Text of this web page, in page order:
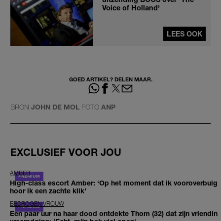
Voice of Holland'
LEES OOK
GOED ARTIKEL? DELEN MAAR.
BRON JOHN DE MOL FOTO ANP
EXCLUSIEF VOOR JOU
AMBER
High-class escort Amber: ‘Op het moment dat ik vooroverbuig
hoor ik een zachte klik’
BEDROGEN VROUW
Een paar uur na haar dood ontdekte Thom (32) dat zijn vriendin